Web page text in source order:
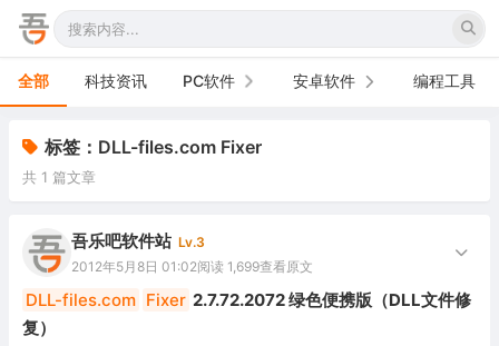
全部 科技资讯 PC软件
办公软件
网络软件
图形图像
游戏娱乐
安卓软件
手机软件
电视软件
车机软件
编程工具
标签：DLL-files.com Fixer
共 1 篇文章
吾乐吧软件站 Lv.3
2012年5月8日 01:02阅读 1,699查看原文
DLL-files.com Fixer 2.7.72.2072 绿色便携版（DLL文件修
复）